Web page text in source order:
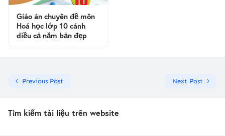
Giáo án chuyên đề môn
Hoá học lớp 10 cánh
diều cả năm bản đẹp
Previous Post Next Post
Tìm kiếm tài liệu trên website